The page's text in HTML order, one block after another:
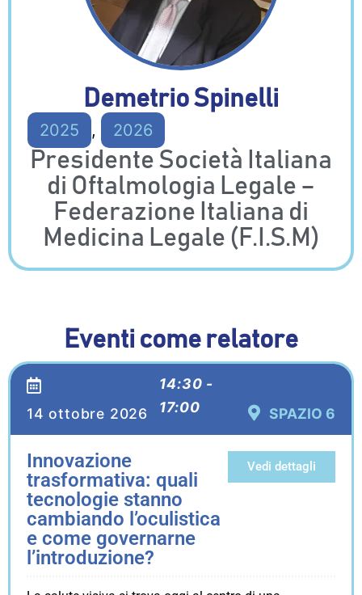
Demetrio Spinelli
2025 , 2026
Presidente Società Italiana
di Oftalmologia Legale –
Federazione Italiana di
Medicina Legale (F.I.S.M)
Eventi come relatore
14 ottobre 2026
14:30 -
17:00
SPAZIO 6
Innovazione
trasformativa: quali
tecnologie stanno
cambiando l’oculistica
e come governarne
l’introduzione?
Vedi dettagli